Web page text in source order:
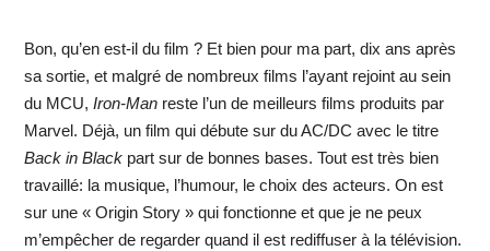
Bon, qu’en est-il du film ? Et bien pour ma part, dix ans après
sa sortie, et malgré de nombreux films l’ayant rejoint au sein
du MCU, Iron-Manreste l’un de meilleurs films produits par
Marvel. Déjà, un film qui débute sur du AC/DC avec le titre
Back in Blackpart sur de bonnes bases. Tout est très bien
travaillé: la musique, l’humour, le choix des acteurs. On est
sur une « Origin Story » qui fonctionne et que je ne peux
m’empêcher de regarder quand il est rediffuser à la télévision.